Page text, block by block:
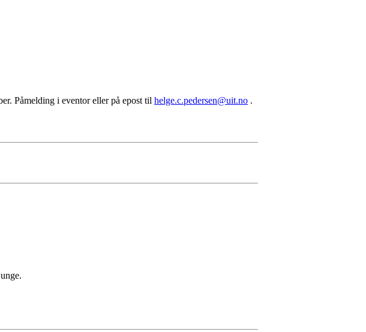
Påmelding i eventor eller på epost til helge.c.pedersen@uit.no .